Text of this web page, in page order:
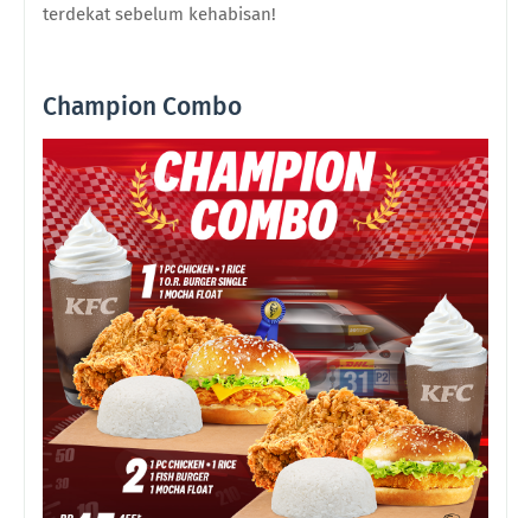
terdekat sebelum kehabisan!
Champion Combo